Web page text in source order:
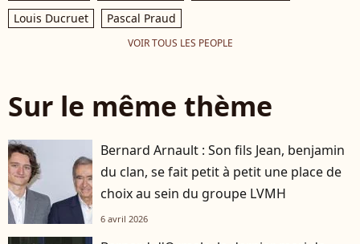
Louis Ducruet
Pascal Praud
VOIR TOUS LES PEOPLE
Sur le même thème
Bernard Arnault : Son fils Jean, benjamin
du clan, se fait petit à petit une place de
choix au sein du groupe LVMH
6 avril 2026